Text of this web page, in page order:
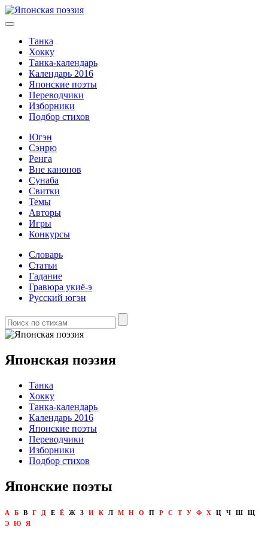
Танка
Хокку
Танка-календарь
Календарь 2016
Японские поэты
Переводчики
Изборники
Подбор стихов
Югэн
Сэнрю
Ренга
Вне канонов
Сунаба
Свитки
Темы
Авторы
Игры
Конкурсы
Словарь
Статьи
Гадание
Гравюра укиё-э
Русский югэн
Японская поэзия
Танка
Хокку
Танка-календарь
Календарь 2016
Японские поэты
Переводчики
Изборники
Подбор стихов
Японские поэты
А Б В Г Д Е Ё Ж З И К Л М Н О П Р С Т У Ф Х Ц Ч Ш
Щ
Э
Ю Я